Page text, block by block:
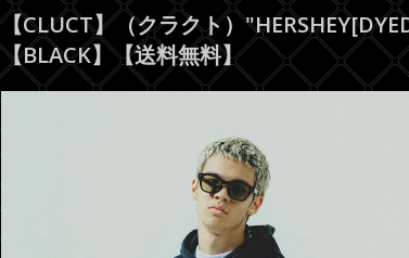
【CLUCT】（クラクト）
【BLACK】【送料無料】